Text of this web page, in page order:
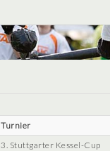
Turnier
3. Stuttgarter Kessel-Cup